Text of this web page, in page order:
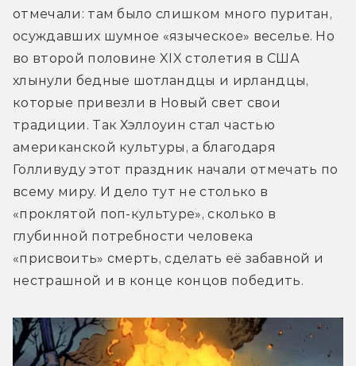
отмечали: там было слишком много пуритан,
осуждавших шумное «языческое» веселье. Но
во второй половине XIX столетия в США
хлынули бедные шотландцы и ирландцы,
которые привезли в Новый свет свои
традиции. Так Хэллоуин стал частью
американской культуры, а благодаря
Голливуду этот праздник начали отмечать по
всему миру. И дело тут не столько в
«проклятой поп-культуре», сколько в
глубинной потребности человека
«присвоить» смерть, сделать её забавной и
нестрашной и в конце концов победить.